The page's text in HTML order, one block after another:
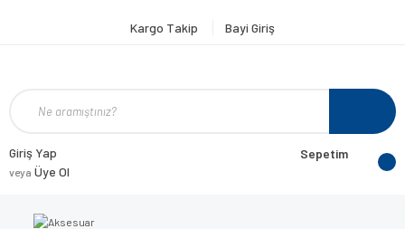
Kargo Takip Bayi Giriş
Giriş Yap
veya Üye Ol
Sepetim